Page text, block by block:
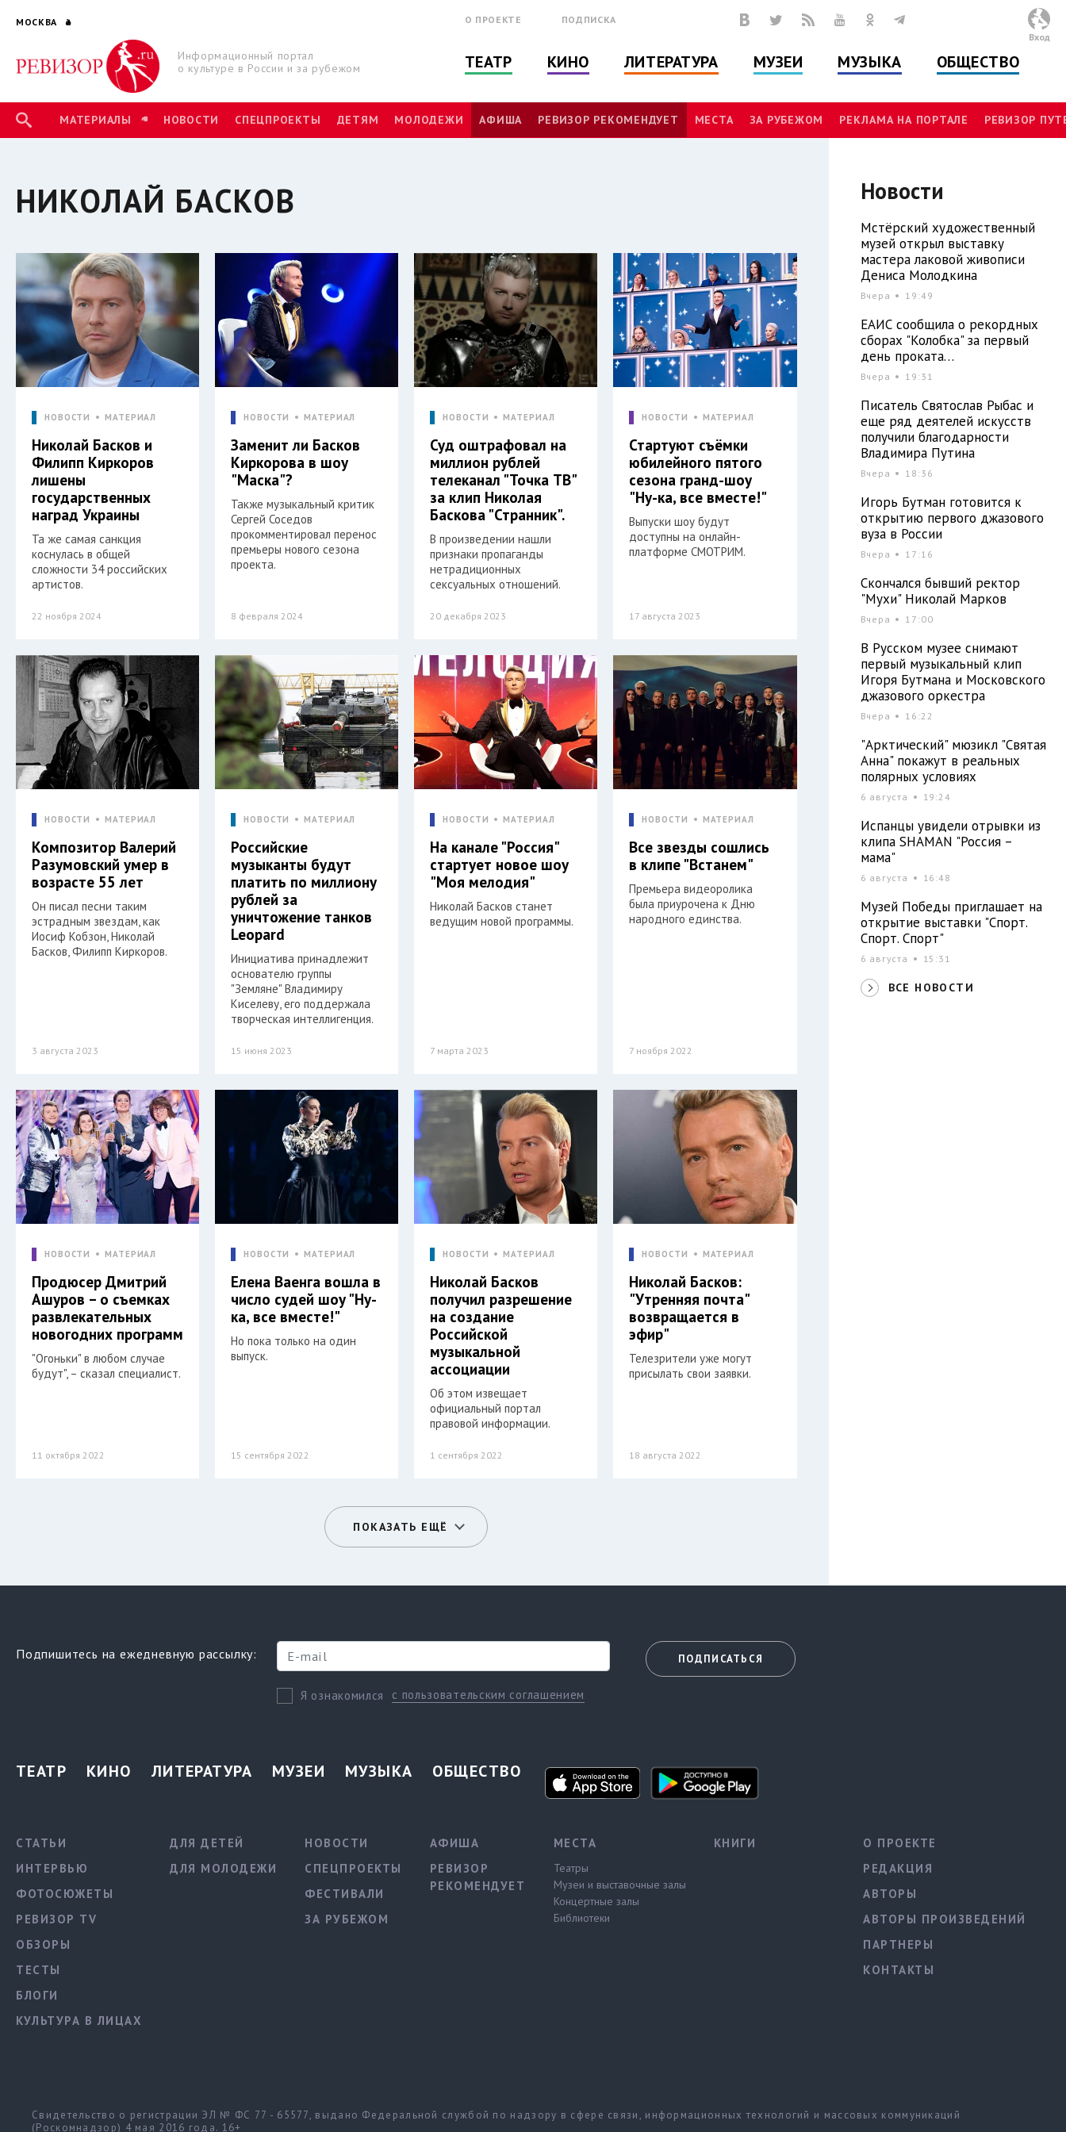
МОСКВА
Информационный портал
о культуре в России и за рубежом
О ПРОЕКТЕ ПОДПИСКА
ТЕАТР КИНО ЛИТЕРАТУРА МУЗЕИ МУЗЫКА ОБЩЕСТВО
Вход
МАТЕРИАЛЫ НОВОСТИ СПЕЦПРОЕКТЫ ДЕТЯМ МОЛОДЕЖИ АФИША РЕВИЗОР РЕКОМЕНДУЕТ МЕСТА ЗА РУБЕЖОМ РЕКЛАМА НА ПОРТАЛЕ РЕВИЗОР
НИКОЛАЙ БАСКОВ
НОВОСТИ МАТЕРИАЛ
Николай Басков и
Филипп Киркоров
лишены
государственных
наград Украины
Та же самая санкция
коснулась в общей
сложности 34 российских
артистов.
22 ноября 2024
НОВОСТИ МАТЕРИАЛ
Заменит ли Басков
Киркорова в шоу
"Маска"?
Также музыкальный критик
Сергей Соседов
прокомментировал перенос
премьеры нового сезона
проекта.
8 февраля 2024
НОВОСТИ МАТЕРИАЛ
Суд оштрафовал на
миллион рублей
телеканал "Точка ТВ"
за клип Николая
Баскова "Странник".
В произведении нашли
признаки пропаганды
нетрадиционных
сексуальных отношений.
20 декабря 2023
НОВОСТИ МАТЕРИАЛ
Стартуют съёмки
юбилейного пятого
сезона гранд-шоу
"Ну-ка, все вместе!"
Выпуски шоу будут
доступны на онлайн-
платформе СМОТРИМ.
17 августа 2023
НОВОСТИ МАТЕРИАЛ
Композитор Валерий
Разумовский умер в
возрасте 55 лет
Он писал песни таким
эстрадным звездам, как
Иосиф Кобзон, Николай
Басков, Филипп Киркоров.
3 августа 2023
НОВОСТИ МАТЕРИАЛ
Российские
музыканты будут
платить по миллиону
рублей за
уничтожение танков
Leopard
Инициатива принадлежит
основателю группы
"Земляне" Владимиру
Киселеву, его поддержала
творческая интеллигенция.
15 июня 2023
НОВОСТИ МАТЕРИАЛ
На канале "Россия"
стартует новое шоу
"Моя мелодия"
Николай Басков станет
ведущим новой программы.
7 марта 2023
НОВОСТИ МАТЕРИАЛ
Все звезды сошлись
в клипе "Встанем"
Премьера видеоролика
была приурочена к Дню
народного единства.
7 ноября 2022
НОВОСТИ МАТЕРИАЛ
Продюсер Дмитрий
Ашуров – о съемках
развлекательных
новогодних программ
"Огоньки" в любом случае
будут", – сказал специалист.
11 октября 2022
НОВОСТИ МАТЕРИАЛ
Елена Ваенга вошла в
число судей шоу "Ну-
ка, все вместе!"
Но пока только на один
выпуск.
15 сентября 2022
НОВОСТИ МАТЕРИАЛ
Николай Басков
получил разрешение
на создание
Российской
музыкальной
ассоциации
Об этом извещает
официальный портал
правовой информации.
1 сентября 2022
НОВОСТИ МАТЕРИАЛ
Николай Басков:
"Утренняя почта"
возвращается в
эфир"
Телезрители уже могут
присылать свои заявки.
18 августа 2022
ПОКАЗАТЬ ЕЩЁ
Новости
Мстёрский художественный
музей открыл выставку
мастера лаковой живописи
Дениса Молодкина
Вчера 19:49
ЕАИС сообщила о рекордных
сборах "Колобка" за первый
день проката…
Вчера 19:31
Писатель Святослав Рыбас и
еще ряд деятелей искусств
получили благодарности
Владимира Путина
Вчера 18:36
Игорь Бутман готовится к
открытию первого джазового
вуза в России
Вчера 17:16
Скончался бывший ректор
"Мухи" Николай Марков
Вчера 17:00
В Русском музее снимают
первый музыкальный клип
Игоря Бутмана и Московского
джазового оркестра
Вчера 16:22
"Арктический" мюзикл "Святая
Анна" покажут в реальных
полярных условиях
6 августа 19:24
Испанцы увидели отрывки из
клипа SHAMAN "Россия –
мама"
6 августа 16:48
Музей Победы приглашает на
открытие выставки "Спорт.
Спорт. Спорт"
6 августа 15:31
ВСЕ НОВОСТИ
Подпишитесь на ежедневную рассылку:
Я ознакомился с пользовательским соглашением
ПОДПИСАТЬСЯ
ТЕАТР КИНО ЛИТЕРАТУРА МУЗЕИ МУЗЫКА ОБЩЕСТВО
СТАТЬИ
ИНТЕРВЬЮ
ФОТОСЮЖЕТЫ
РЕВИЗОР TV
ОБЗОРЫ
ТЕСТЫ
БЛОГИ
КУЛЬТУРА В ЛИЦАХ
ДЛЯ ДЕТЕЙ
ДЛЯ МОЛОДЕЖИ
НОВОСТИ
СПЕЦПРОЕКТЫ
ФЕСТИВАЛИ
ЗА РУБЕЖОМ
АФИША
РЕВИЗОР
РЕКОМЕНДУЕТ
МЕСТА
Театры
Музеи и выставочные залы
Концертные залы
Библиотеки
КНИГИ
О ПРОЕКТЕ
РЕДАКЦИЯ
АВТОРЫ
АВТОРЫ ПРОИЗВЕДЕНИЙ
ПАРТНЕРЫ
КОНТАКТЫ
Свидетельство о регистрации ЭЛ № ФС 77 - 65577, выдано Федеральной службой по надзору в сфере связи, информационных технологий и массовых коммуникаций
(Роскомнадзор) 4 мая 2016 года. 16+